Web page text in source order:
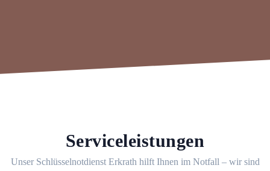
Serviceleistungen
Unser Schlüsselnotdienst Erkrath hilft Ihnen im Notfall – wir sind